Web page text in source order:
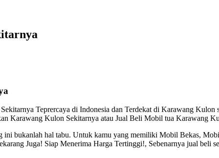
Teprercaya di Indonesia dan Terdekat di Karawang Kulon
Karawang Kulon Sekitarnya atau Jual Beli Mobil tua Karawang
bukanlah hal tabu. Untuk kamu yang memiliki Mobil Bekas,
Juga! Siap Menerima Harga Tertinggi!, Sebenarnya jual beli